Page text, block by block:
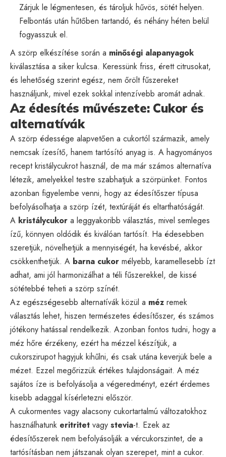
Zárjuk le légmentesen, és tároljuk hűvös, sötét helyen.
Felbontás után hűtőben tartandó, és néhány héten belül
fogyasszuk el.
A szörp elkészítése során a minőségi alapanyagok
kiválasztása a siker kulcsa. Keressünk friss, érett citrusokat,
és lehetőség szerint egész, nem őrölt fűszereket
használjunk, mivel ezek sokkal intenzívebb aromát adnak.
Az édesítés művészete: Cukor és
alternatívák
A szörp édessége alapvetően a cukortól származik, amely
nemcsak ízesítő, hanem tartósító anyag is. A hagyományos
recept kristálycukrot használ, de ma már számos alternatíva
létezik, amelyekkel testre szabhatjuk a szörpünket. Fontos
azonban figyelembe venni, hogy az édesítőszer típusa
befolyásolhatja a szörp ízét, textúráját és eltarthatóságát.
A kristálycukor a leggyakoribb választás, mivel semleges
ízű, könnyen oldódik és kiválóan tartósít. Ha édesebben
szeretjük, növelhetjük a mennyiségét, ha kevésbé, akkor
csökkenthetjük. A barna cukor mélyebb, karamellesebb ízt
adhat, ami jól harmonizálhat a téli fűszerekkel, de kissé
sötétebbé teheti a szörp színét.
Az egészségesebb alternatívák közül a méz remek
választás lehet, hiszen természetes édesítőszer, és számos
jótékony hatással rendelkezik. Azonban fontos tudni, hogy a
méz hőre érzékeny, ezért ha mézzel készítjük, a
cukorszirupot hagyjuk kihűlni, és csak utána keverjük bele a
mézet. Ezzel megőrizzük értékes tulajdonságait. A méz
sajátos íze is befolyásolja a végeredményt, ezért érdemes
kisebb adaggal kísérletezni először.
A cukormentes vagy alacsony cukortartalmú változatokhoz
használhatunk eritritet vagy stevia-t. Ezek az
édesítőszerek nem befolyásolják a vércukorszintet, de a
tartósításban nem játszanak olyan szerepet, mint a cukor.